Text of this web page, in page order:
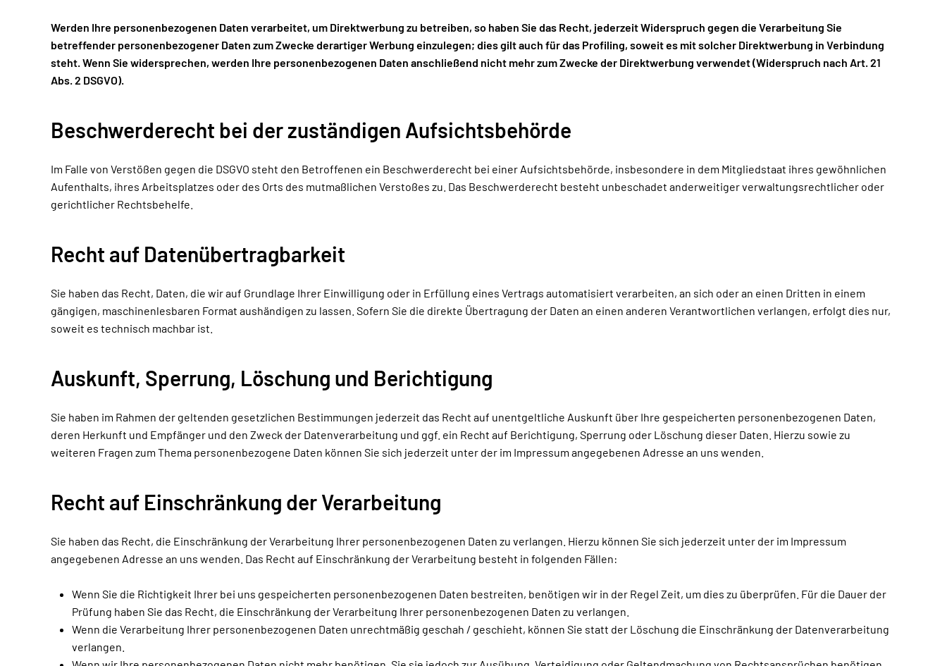
Werden Ihre personenbezogenen Daten verarbeitet, um Direktwerbung zu betreiben, so haben Sie das Recht, jederzeit Widerspruch gegen die Verarbeitung Sie
betreffender personenbezogener Daten zum Zwecke derartiger Werbung einzulegen; dies gilt auch für das Profiling, soweit es mit solcher Direktwerbung in Verbindung
steht. Wenn Sie widersprechen, werden Ihre personenbezogenen Daten anschließend nicht mehr zum Zwecke der Direktwerbung verwendet (Widerspruch nach Art. 21
Abs. 2 DSGVO).
Beschwerderecht bei der zuständigen Aufsichtsbehörde
Im Falle von Verstößen gegen die DSGVO steht den Betroffenen ein Beschwerderecht bei einer Aufsichtsbehörde, insbesondere in dem Mitgliedstaat ihres gewöhnlichen
Aufenthalts, ihres Arbeitsplatzes oder des Orts des mutmaßlichen Verstoßes zu. Das Beschwerderecht besteht unbeschadet anderweitiger verwaltungsrechtlicher oder
gerichtlicher Rechtsbehelfe.
Recht auf Datenübertragbarkeit
Sie haben das Recht, Daten, die wir auf Grundlage Ihrer Einwilligung oder in Erfüllung eines Vertrags automatisiert verarbeiten, an sich oder an einen Dritten in einem
gängigen, maschinenlesbaren Format aushändigen zu lassen. Sofern Sie die direkte Übertragung der Daten an einen anderen Verantwortlichen verlangen, erfolgt dies nur,
soweit es technisch machbar ist.
Auskunft, Sperrung, Löschung und Berichtigung
Sie haben im Rahmen der geltenden gesetzlichen Bestimmungen jederzeit das Recht auf unentgeltliche Auskunft über Ihre gespeicherten personenbezogenen Daten,
deren Herkunft und Empfänger und den Zweck der Datenverarbeitung und ggf. ein Recht auf Berichtigung, Sperrung oder Löschung dieser Daten. Hierzu sowie zu
weiteren Fragen zum Thema personenbezogene Daten können Sie sich jederzeit unter der im Impressum angegebenen Adresse an uns wenden.
Recht auf Einschränkung der Verarbeitung
Sie haben das Recht, die Einschränkung der Verarbeitung Ihrer personenbezogenen Daten zu verlangen. Hierzu können Sie sich jederzeit unter der im Impressum
angegebenen Adresse an uns wenden. Das Recht auf Einschränkung der Verarbeitung besteht in folgenden Fällen:
Wenn Sie die Richtigkeit Ihrer bei uns gespeicherten personenbezogenen Daten bestreiten, benötigen wir in der Regel Zeit, um dies zu überprüfen. Für die Dauer der
Prüfung haben Sie das Recht, die Einschränkung der Verarbeitung Ihrer personenbezogenen Daten zu verlangen.
Wenn die Verarbeitung Ihrer personenbezogenen Daten unrechtmäßig geschah / geschieht, können Sie statt der Löschung die Einschränkung der Datenverarbeitung
verlangen.